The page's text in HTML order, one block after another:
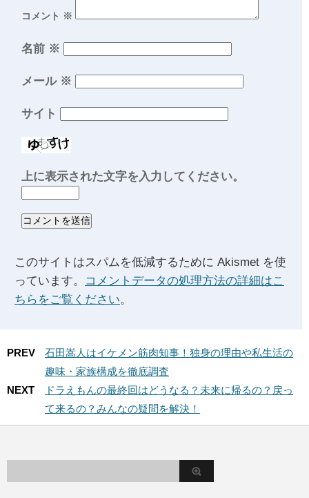
コメント ※
名前 ※
メール ※
サイト
上に表示された文字を入力してください。
このサイトはスパムを低減するために Akismet を使
っています。
コメントデータの処理方法の詳細はこ
ちらをご覧ください。
PREV
石田嵩人はイケメン筋肉知事！独身の理由や私生活の
趣味・家族構成を徹底調査
NEXT
ドラえもんの最終回はどうなる？未来に帰るの？戻っ
て来るの？みんなの疑問を解決！